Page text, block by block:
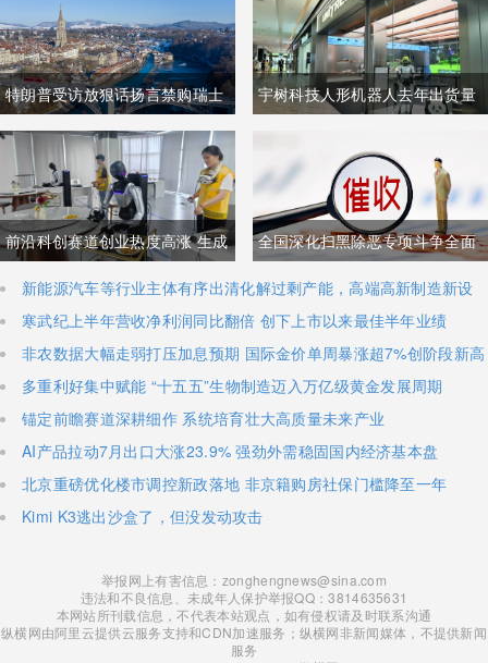
特朗普受访放狠话扬言禁购瑞士
商品抹平贸易逆差 双方贸易数据
与经贸纽带实际情况反差明显
宇树科技人形机器人去年出货量
加码核心技术研发
前沿科创赛道创业热度高涨 生成
式AI与人形机器人加速培育全新
增长极
全国深化扫黑除恶专项斗争全面
铺开 河南锁定十类新型涉网涉软
暴力黑恶犯罪精准严打
新能源汽车等行业主体有序出清化解过剩产能，高端高新制造新设
主体稳步扩容
寒武纪上半年营收净利润同比翻倍 创下上市以来最佳半年业绩
非农数据大幅走弱打压加息预期 国际金价单周暴涨超7%创阶段新高
多重利好集中赋能 “十五五”生物制造迈入万亿级黄金发展周期
锚定前瞻赛道深耕细作 系统培育壮大高质量未来产业
AI产品拉动7月出口大涨23.9% 强劲外需稳固国内经济基本盘
北京重磅优化楼市调控新政落地 非京籍购房社保门槛降至一年
Kimi K3逃出沙盒了，但没发动攻击
举报网上有害信息：zonghengnews@sina.com
违法和不良信息、未成年人保护举报QQ：3814635631
本网站所刊载信息，不代表本站观点，如有侵权请及时联系沟通
纵横网由阿里云提供云服务支持和CDN加速服务；纵横网非新闻媒体，不提供新闻
服务